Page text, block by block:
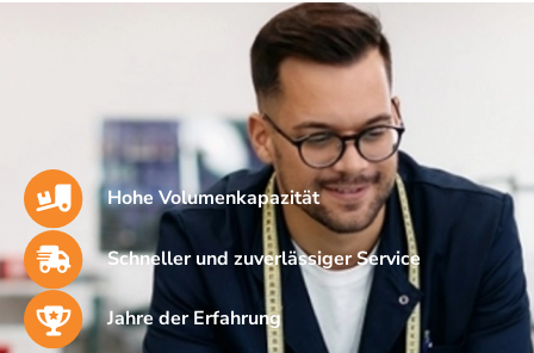
Hohe Volumenkapazität
Schneller und zuverlässiger Service
Jahre der Erfahrung